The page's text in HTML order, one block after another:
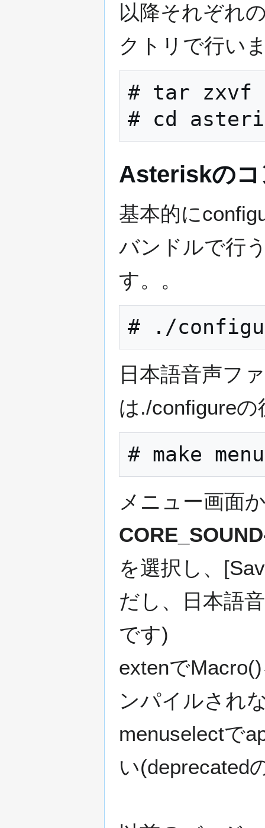
以降それぞれ
クトリで行い
# tar zxvf
Asteriskのコ
基本的に
バンドルで行
す。。
日本語音声フ
は./configure
メニュー画面
を選択し、
だし、日本語
です)
extenで
ンパイルされ
menuselectで
い(deprecated